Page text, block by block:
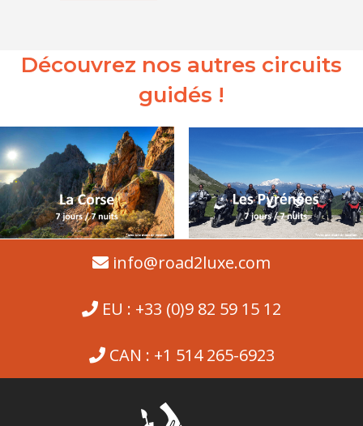
Découvrez nos autres circuits
guidés !
info@road2luxe.com
EU : +33 (0)9 82 59 15 12
CAN : +1 514 265-6923